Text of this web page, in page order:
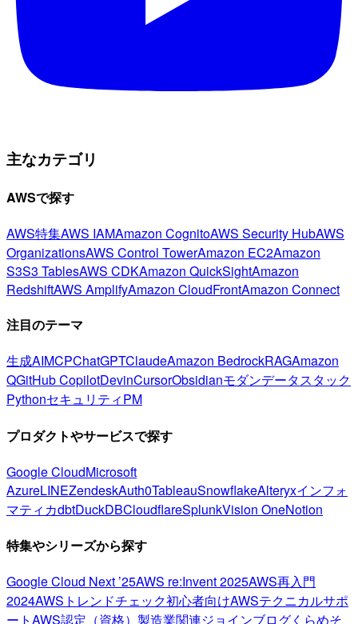
主なカテゴリ
AWSで探す
AWS特集AWS IAMAmazon CognitoAWS Security HubAWS
OrganizationsAWS Control TowerAmazon EC2Amazon
S3S3 TablesAWS CDKAmazon QuickSightAmazon
RedshiftAWS AmplifyAmazon CloudFrontAmazon Connect
注目のテーマ
生成AIMCPChatGPTClaudeAmazon BedrockRAGAmazon
QGitHub CopilotDevinCursorObsidianモダンデータスタック
PythonセキュリティPM
プロダクトやサービスで探す
Google CloudMicrosoft
AzureLINEZendeskAuth0TableauSnowflakeAlteryxインフォ
マティカdbtDuckDBCloudflareSplunkVision OneNotion
特集やシリーズから探す
Google Cloud Next ’25AWS re:Invent 2025AWS再入門
2024AWSトレンドチェック初心者向けAWSテクニカルサポ
ートAWS認定（資格） 製造業関連ジョインブログくらめそ